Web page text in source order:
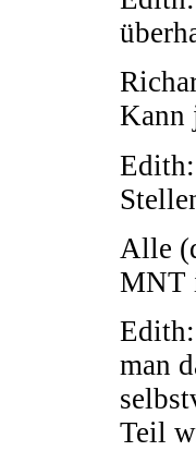
Kann
Alle
MNT
man
Teil